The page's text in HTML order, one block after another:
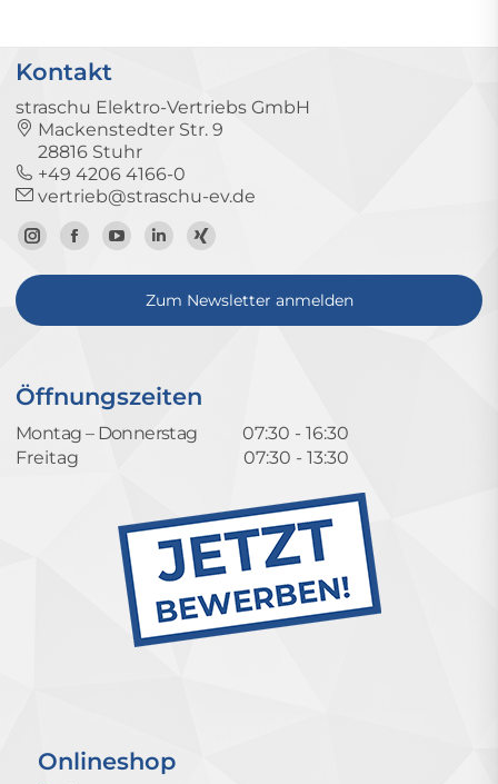
Kontakt
straschu Elektro-Vertriebs GmbH
Mackenstedter Str. 9
28816 Stuhr
+49 4206 4166-0
vertrieb@straschu-ev.de
Zum
Instagram-
Zur
Facebook-
Zum
YouTube-
Kanal
Zum
LinkedIn-
Profil
Zum
Xing-
Profil
Zum Newsletter anmelden
Öffnungszeiten
Montag – Donnerstag
07:30 - 16:30
Freitag
07:30 - 13:30
Onlineshop